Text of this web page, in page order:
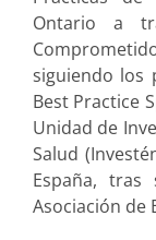
Ontario a
siguiendo los
Best Practice
Unidad de
Salud
España,
Asociación de